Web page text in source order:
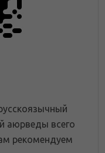
аюрведы всего
рекомендуем